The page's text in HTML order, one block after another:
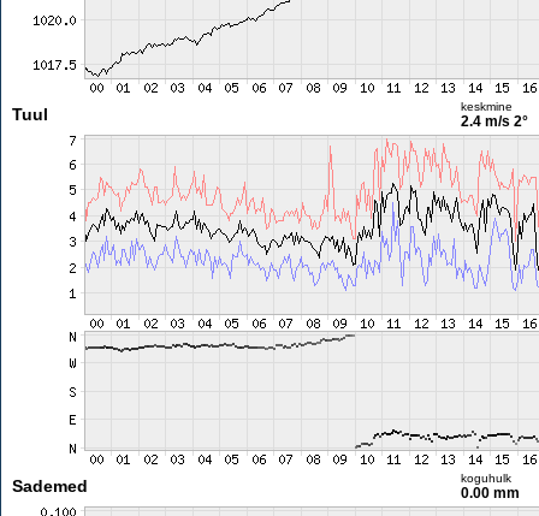
Tuul keskmine
2.4 m/s 2°
Sademed koguhulk
0.00 mm